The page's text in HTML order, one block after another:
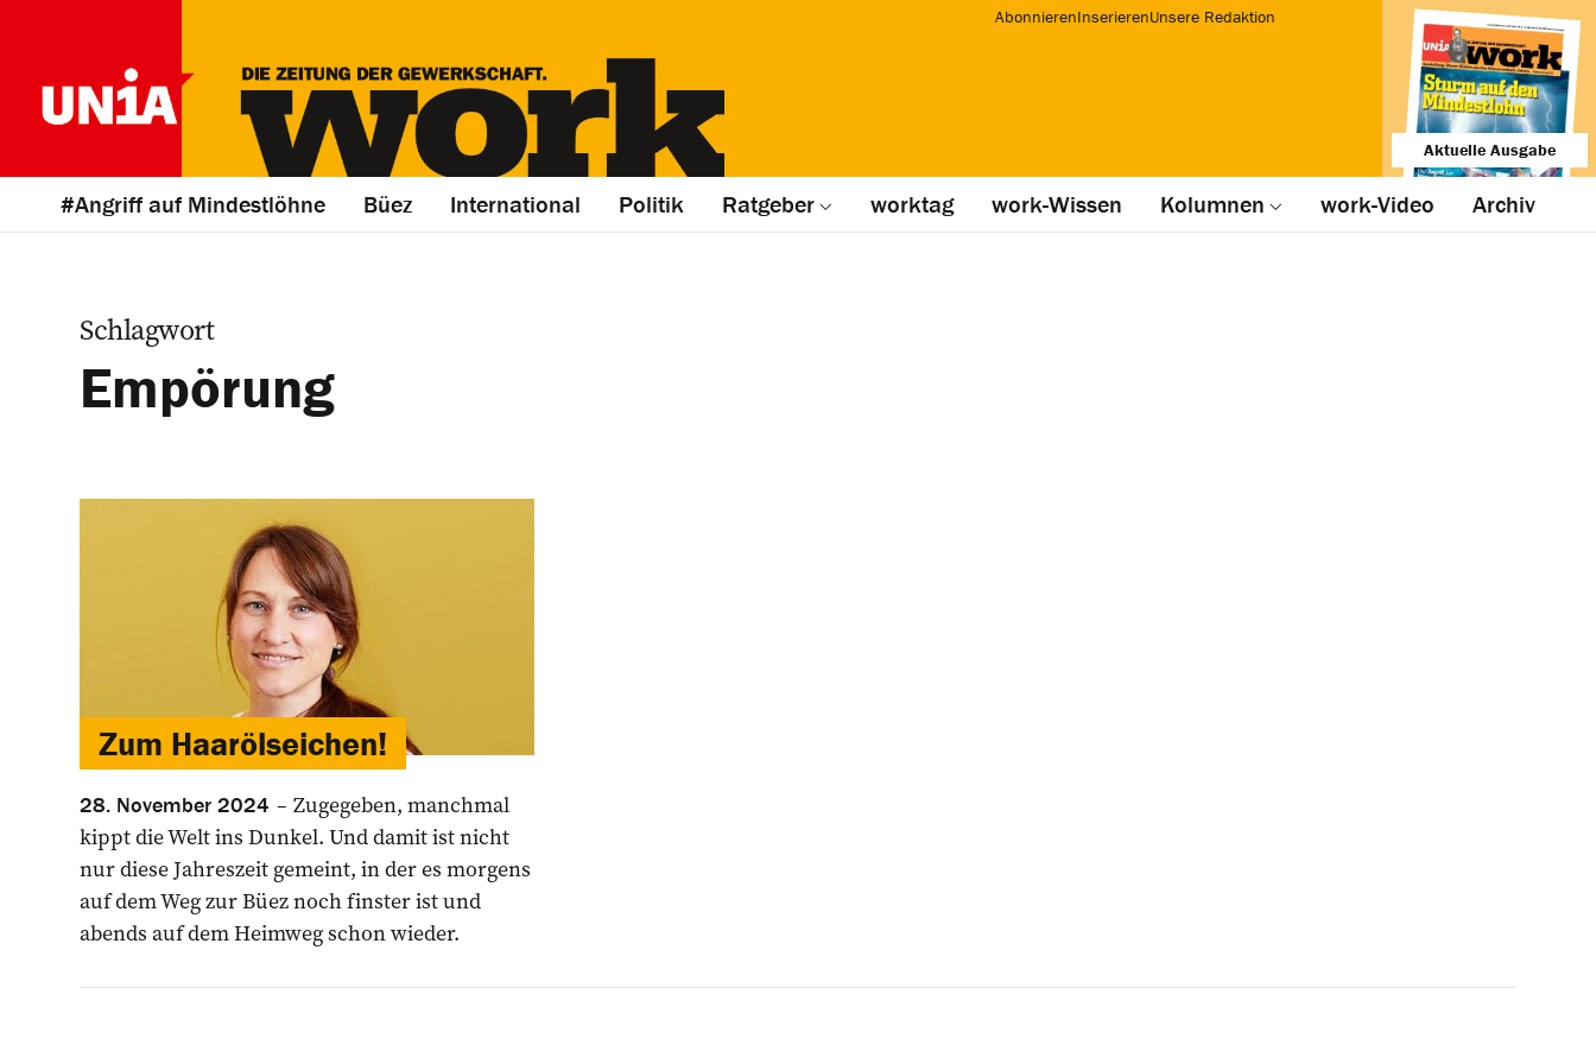
AbonnierenInserierenUnsere Redaktion
Aktuelle Ausgabe
#Angriff auf Mindestlöhne Büez International Politik Ratgeber worktag work-Wissen Kolumnen work-Video Archiv
Schlagwort
Empörung
Zum Haarölseichen!
28. November 2024
Zugegeben, manchmal
kippt die Welt ins Dunkel. Und damit ist nicht
nur diese Jahres­zeit gemeint, in der es morgens
auf dem Weg zur Büez noch finster ist und
abends auf dem Heimweg schon wieder.